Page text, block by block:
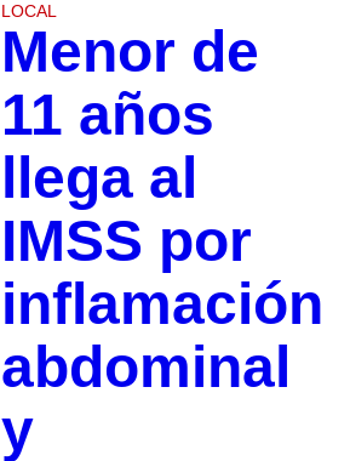
LOCAL
Menor de
11 años
llega al
IMSS por
inflamación
abdominal
y